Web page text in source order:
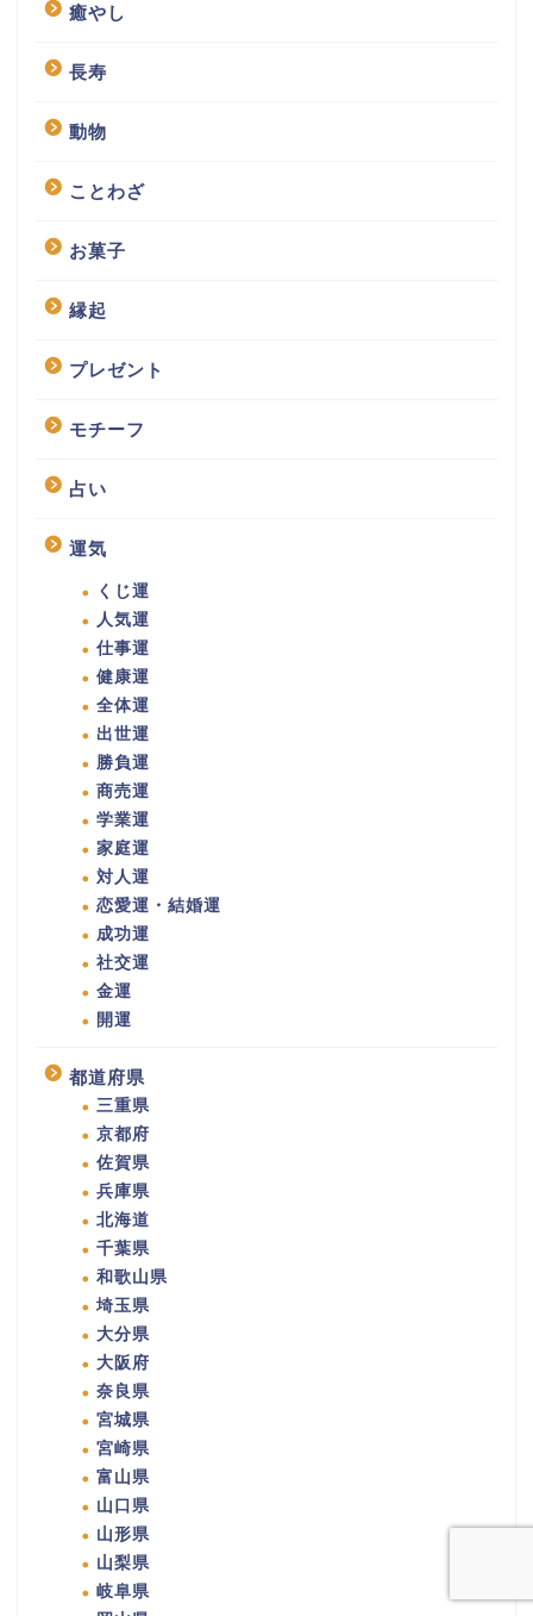
癒やし
長寿
動物
ことわざ
お菓子
縁起
プレゼント
モチーフ
占い
運気
くじ運
人気運
仕事運
健康運
全体運
出世運
勝負運
商売運
学業運
家庭運
対人運
恋愛運・結婚運
成功運
社交運
金運
開運
都道府県
三重県
京都府
佐賀県
兵庫県
北海道
千葉県
和歌山県
埼玉県
大分県
大阪府
奈良県
宮城県
宮崎県
富山県
山口県
山形県
山梨県
岐阜県